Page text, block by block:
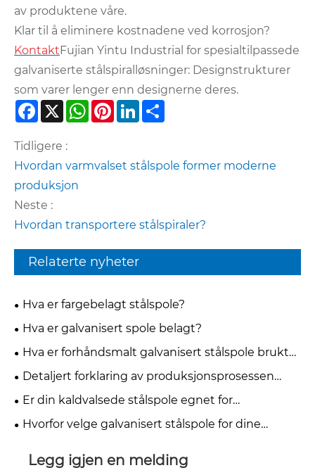
av produktene våre.
Klar til å eliminere kostnadene ved korrosjon?
KontaktFujian Yintu Industrial for spesialtilpassede
galvaniserte stålspiralløsninger: Designstrukturer
som varer lenger enn designerne deres.
Facebook
X WhatsApp
PinterestLinkedIn
Tidligere :
Hvordan varmvalset stålspole former moderne
produksjon
Neste :
Hvordan transportere stålspiraler?
Relaterte nyheter
Hva er fargebelagt stålspole?
Hva er galvanisert spole belagt?
Hva er forhåndsmalt galvanisert stålspole brukt
til?
Detaljert forklaring av produksjonsprosessen
med fargebelagt stålspole
Er din kaldvalsede stålspole egnet for
dyptrekking eller enkle bøyeapplikasjoner?
Hvorfor velge galvanisert stålspole for dine
Legg igjen en melding